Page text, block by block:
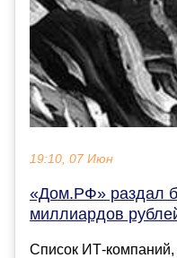
19:10, 07 Июн
«Дом.РФ» раздал
миллиардов
Список ИТ-компаний,